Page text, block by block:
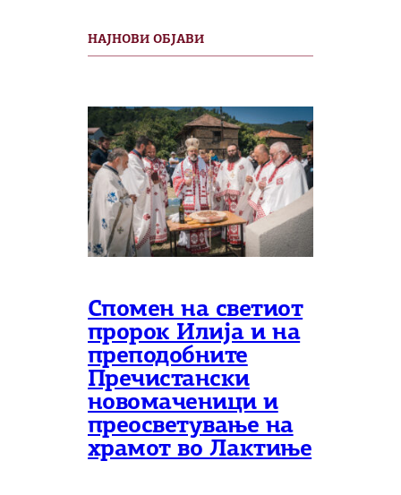
НАЈНОВИ ОБЈАВИ
Спомен на светиот
пророк Илија и на
преподобните
Пречистански
новомаченици и
преосветување на
храмот во Лактиње